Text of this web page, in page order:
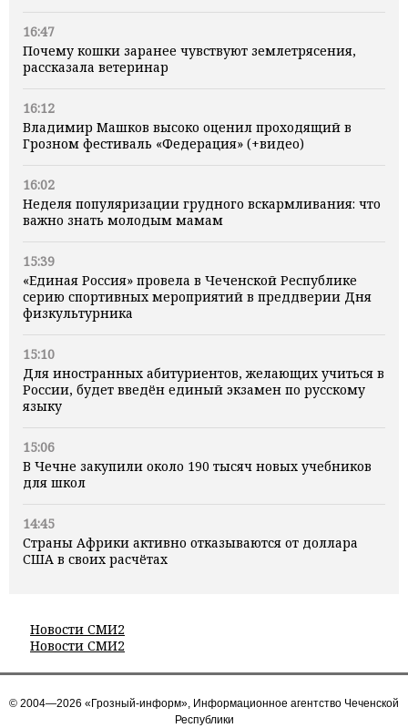
16:47
Почему кошки заранее чувствуют землетрясения,
рассказала ветеринар
16:12
Владимир Машков высоко оценил проходящий в
Грозном фестиваль «Федерация» (+видео)
16:02
Неделя популяризации грудного вскармливания: что
важно знать молодым мамам
15:39
«Единая Россия» провела в Чеченской Республике
серию спортивных мероприятий в преддверии Дня
физкультурника
15:10
Для иностранных абитуриентов, желающих учиться в
России, будет введён единый экзамен по русскому
языку
15:06
В Чечне закупили около 190 тысяч новых учебников
для школ
14:45
Страны Африки активно отказываются от доллара
США в своих расчётах
Новости СМИ2
Новости СМИ2
© 2004—2026 «Грозный-информ», Информационное агентство Чеченской
Республики